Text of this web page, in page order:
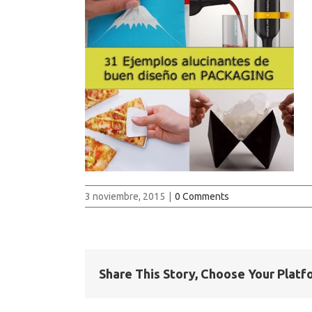
3 noviembre, 2015 0 Comments
Share This Story, Choose Your